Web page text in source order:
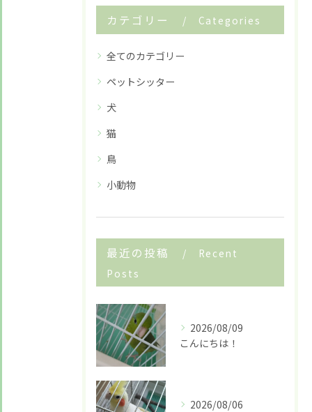
カテゴリー Categories
全てのカテゴリー
ペットシッター
犬
猫
鳥
小動物
最近の投稿
Recent
Posts
2026/08/09
こんにちは！
2026/08/06
お悩みですか？ LINEでお気軽に質問してください！
LINE友だち追加はこちら